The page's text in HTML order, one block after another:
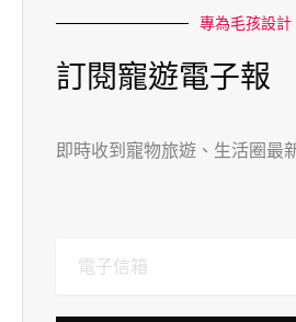
專為毛孩設計
訂閱寵遊電子報
即時收到寵物旅遊、生活圈最